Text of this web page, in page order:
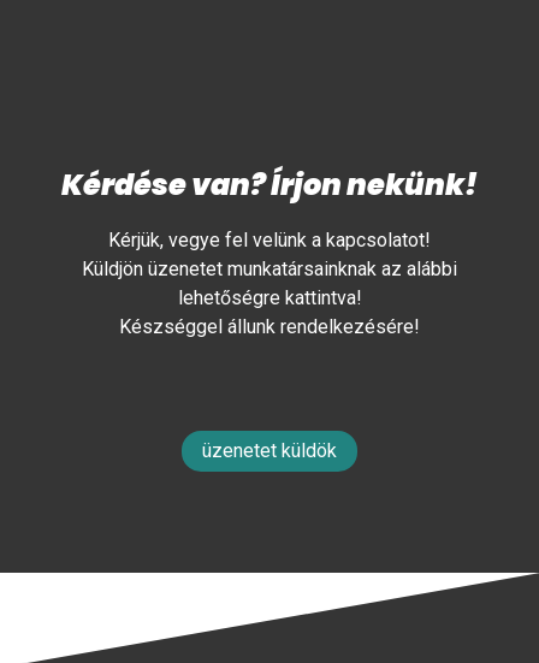
Kérdése van? Írjon nekünk!
Kérjük, vegye fel velünk a kapcsolatot!
Küldjön üzenetet munkatársainknak az alábbi
lehetőségre kattintva!
Készséggel állunk rendelkezésére!
üzenetet küldök